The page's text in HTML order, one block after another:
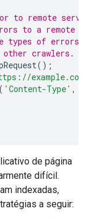
to remote
to a remote
of errors
crawlers.
();
( 'Content-Type' ,
de página
difícil.
indexadas,
a seguir: